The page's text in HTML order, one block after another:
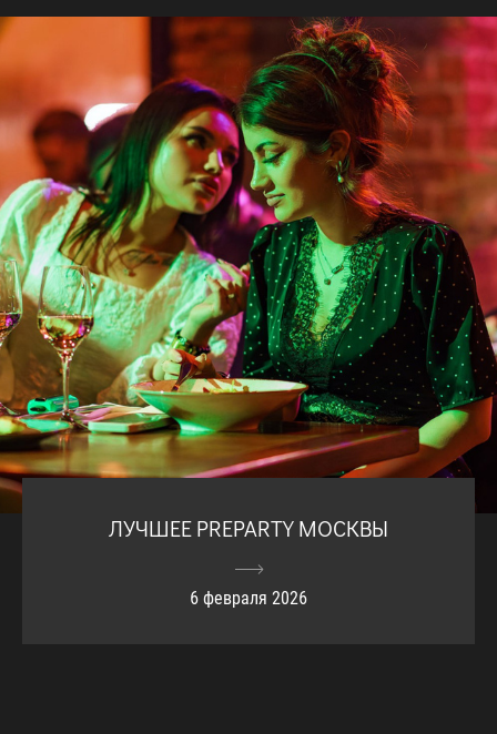
ЛУЧШЕЕ PREPARTY МОСКВЫ
6 февраля 2026